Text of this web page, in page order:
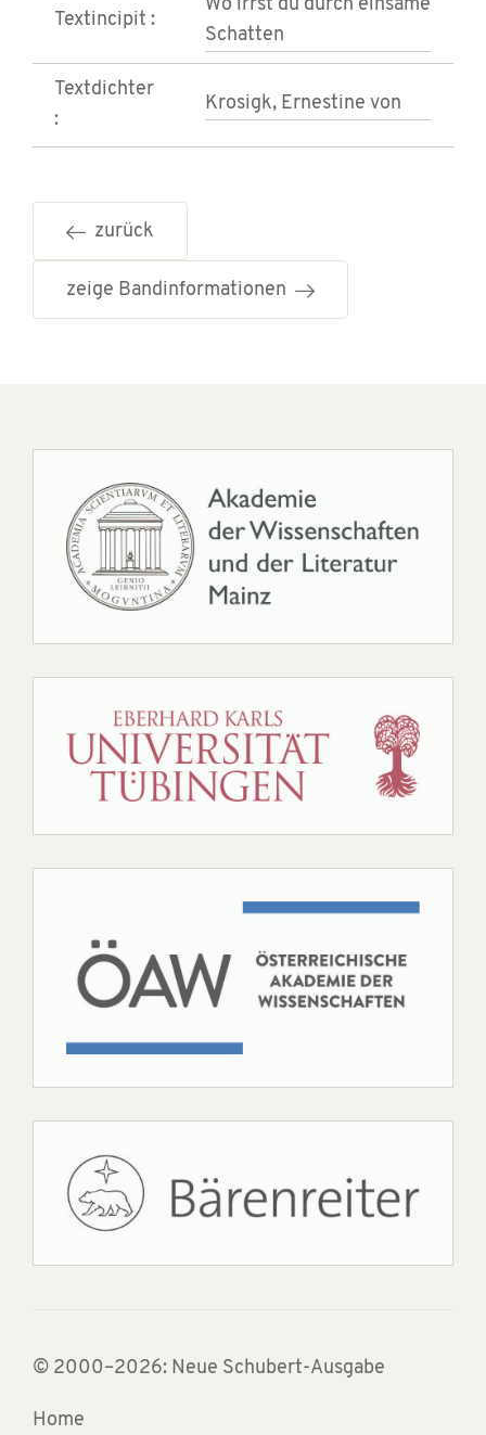
Textincipit :
Wo irrst du durch einsame
Schatten
Textdichter
:
Krosigk, Ernestine von
zurück
zeige Bandinformationen
© 2000–2026: Neue Schubert-Ausgabe
Home